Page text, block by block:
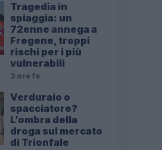
Tragedia in
spiaggia: un
72enne annega a
Fregene, troppi
rischi per i più
vulnerabili
3 ore fa
Verduraio o
spacciatore?
L’ombra della
droga sul mercato
di Trionfale